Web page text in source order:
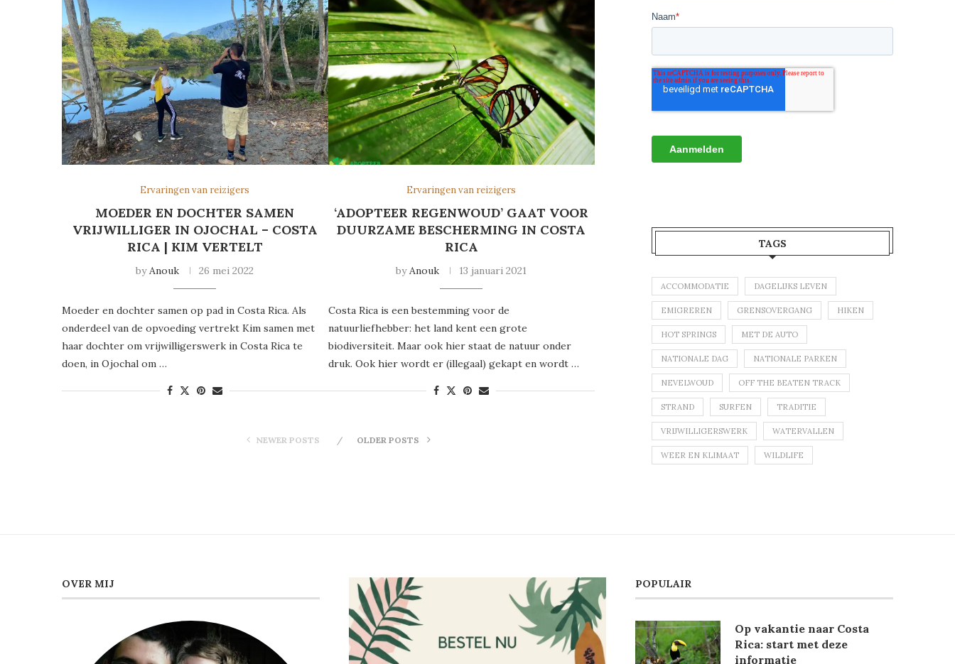
Ervaringen van reizigers
MOEDER EN DOCHTER SAMEN
VRIJWILLIGER IN OJOCHAL – COSTA
RICA | KIM VERTELT
byAnouk 26 mei 2022
Moeder en dochter samen op pad in Costa Rica. Als
onderdeel van de opvoeding vertrekt Kim samen met
haar dochter om vrijwilligerswerk in Costa Rica te
doen, in Ojochal om …
Ervaringen van reizigers
‘ADOPTEER REGENWOUD’ GAAT VOOR
DUURZAME BESCHERMING IN COSTA
RICA
byAnouk 13 januari 2021
Costa Rica is een bestemming voor de
natuurliefhebber: het land kent een grote
biodiversiteit. Maar ook hier staat de natuur onder
druk. Ook hier wordt er (illegaal) gekapt en wordt …
NEWER POSTS OLDER POSTS
TAGS
ACCOMMODATIE DAGELIJKS LEVEN
EMIGREREN GRENSOVERGANG HIKEN
HOT SPRINGS MET DE AUTO
NATIONALE DAG NATIONALE PARKEN
NEVELWOUD OFF THE BEATEN TRACK
STRAND SURFEN TRADITIE
VRIJWILLIGERSWERK WATERVALLEN
WEER EN KLIMAAT WILDLIFE
OVER MIJ POPULAIR
Op vakantie naar Costa
Rica: start met deze
informatie